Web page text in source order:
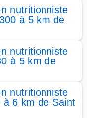
nutritionniste
à 5 km de
nutritionniste
à 5 km de
nutritionniste
à 6 km de Saint